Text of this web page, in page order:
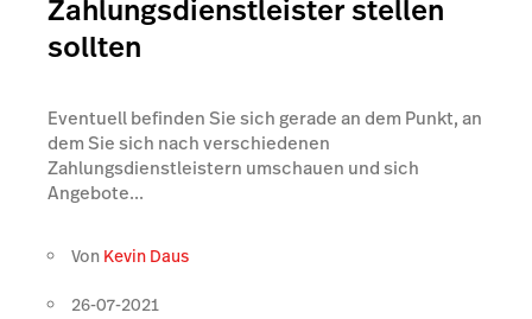
Zahlungsdienstleister stellen
sollten
Eventuell befinden Sie sich gerade an dem Punkt, an
dem Sie sich nach verschiedenen
Zahlungsdienstleistern umschauen und sich
Angebote...
Von Kevin Daus
26-07-2021